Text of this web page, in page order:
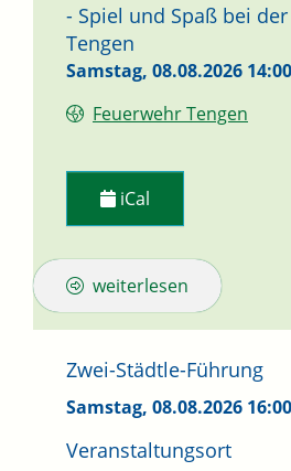
- Spiel und Spaß bei
Tengen
Samstag, 08.08.2026
Feuerwehr Tengen
iCal
weiterlesen
Zwei-Städtle-Führung
Samstag, 08.08.2026
Veranstaltungsort